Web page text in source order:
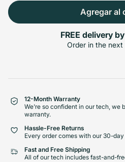
Agregar al
FREE delivery by
Order in the next
12-Month Warranty
We're so confident in our tech, we
warranty.
Hassle-Free Returns
Every order comes with our 30-
Fast and Free Shipping
All of our tech includes fast-and-